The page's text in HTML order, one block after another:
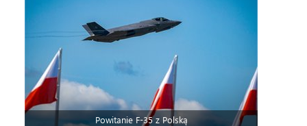
Powitanie F-35 z Polską